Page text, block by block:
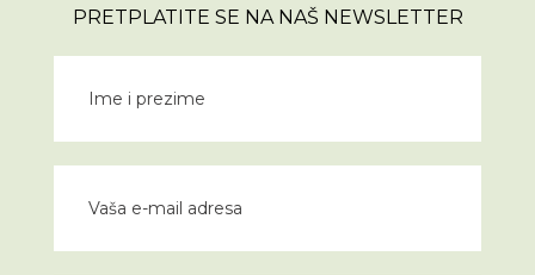
PRETPLATITE SE NA NAŠ NEWSLETTER